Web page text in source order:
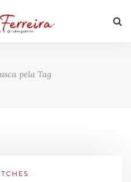
pela Tag